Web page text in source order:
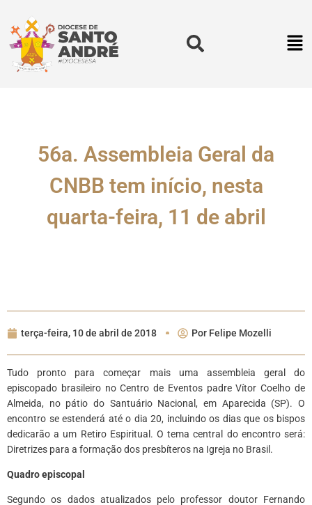
56a. Assembleia Geral da
CNBB tem início, nesta
quarta-feira, 11 de abril
terça-feira, 10 de abril de 2018 Por Felipe Mozelli
Tudo pronto para começar mais uma assembleia geral do
episcopado brasileiro no Centro de Eventos padre Vítor Coelho de
Almeida, no pátio do Santuário Nacional, em Aparecida (SP). O
encontro se estenderá até o dia 20, incluindo os dias que os bispos
dedicarão a um Retiro Espiritual. O tema central do encontro será:
Diretrizes para a formação dos presbíteros na Igreja no Brasil.
Quadro episcopal
Segundo os dados atualizados pelo professor doutor Fernando